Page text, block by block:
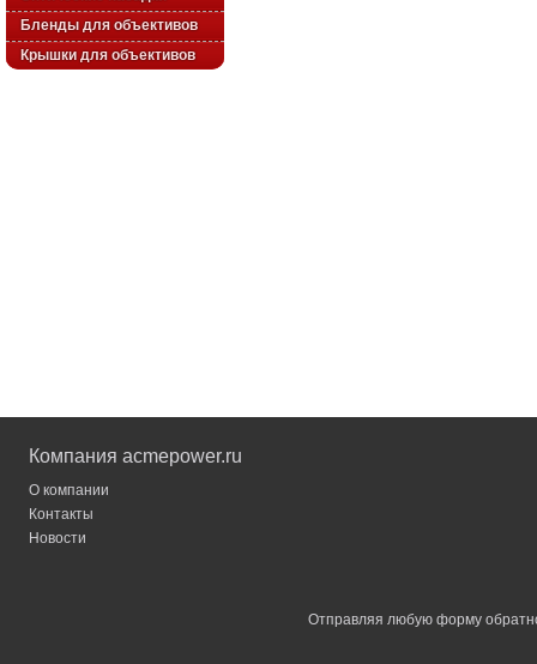
Бленды для объективов
Крышки для объективов
Компания acmepower.ru
О компании
Контакты
Новости
Отправляя любую форму